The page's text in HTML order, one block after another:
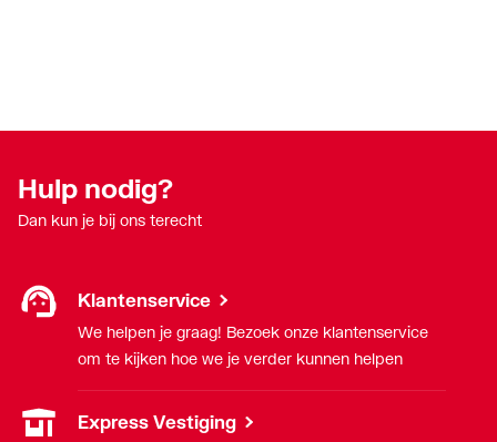
Hulp nodig?
Dan kun je bij ons terecht
Klantenservice
We helpen je graag! Bezoek onze klantenservice
om te kijken hoe we je verder kunnen helpen
Express Vestiging